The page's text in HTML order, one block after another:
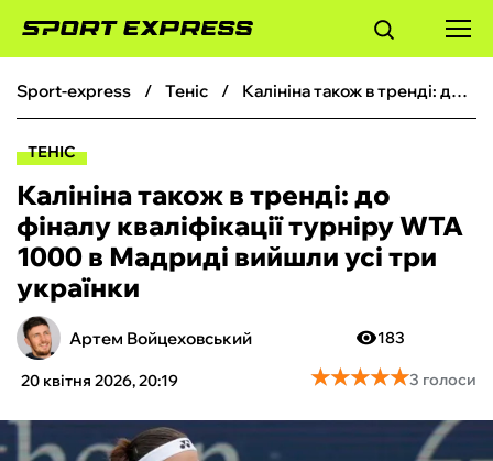
ФУТБОЛ
БОКС
ХОКЕЙ
ТЕНІС
КІБЕРСПОРТ
sport-express теніс Калініна також в тренді: до фіналу кваліфікації турніру WTA 1000 в Мадриді вийшли усі три українки
ТЕНІС
Калініна також в тренді: до
фіналу кваліфікації турніру WTA
1000 в Мадриді вийшли усі три
українки
Артем Войцеховський
20 квітня 2026, 20:19
183
★★★★★
★★★★★3 голоси